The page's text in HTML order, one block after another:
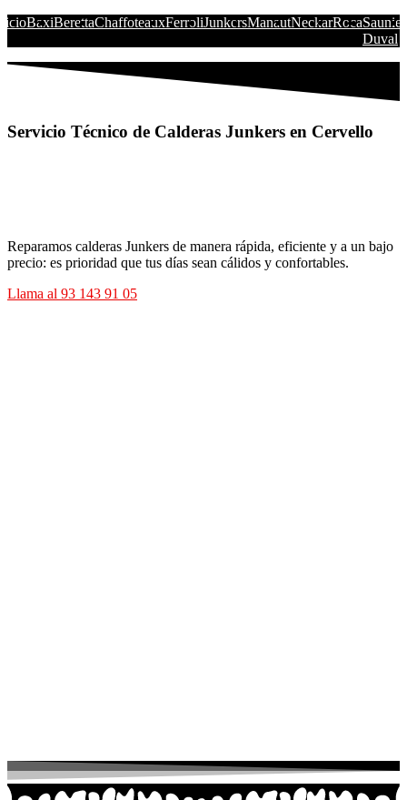
BaxiBerettaChaffoteauxFerroliJunkersManautNeckarRocaSaunier
Duval
Servicio Técnico de Calderas Junkers en Cervello
Reparamos calderas Junkers de manera rápida, eficiente y a un bajo
precio: es prioridad que tus días sean cálidos y confortables.
Llama al 93 143 91 05